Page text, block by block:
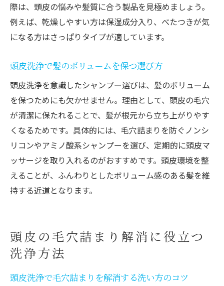
際は、頭皮の悩みや髪質に合う製品を見極めましょう。
例えば、乾燥しやすい方は保湿成分入り、べたつきが気
になる方はさっぱりタイプが適しています。
頭皮洗浄で髪のボリュームを保つ選び方
頭皮洗浄を意識したシャンプー選びは、髪のボリューム
を保つためにも欠かせません。理由として、頭皮の毛穴
が清潔に保たれることで、髪が根元から立ち上がりやす
くなるためです。具体的には、毛穴詰まりを防ぐノンシ
リコンやアミノ酸系シャンプーを選び、定期的に頭皮マ
ッサージを取り入れるのがおすすめです。頭皮環境を整
えることが、ふんわりとしたボリューム感のある髪を維
持する近道となります。
頭皮の毛穴詰まり解消に役立つ
洗浄方法
頭皮洗浄で毛穴詰まりを解消する洗い方のコツ